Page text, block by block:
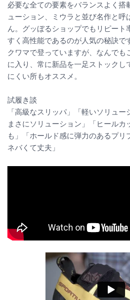
必要な全ての要素をバランスよく搭
ューション、ミウラと並び名作と呼
ん。グッぼるショップでもリピート
すく高性能であるのが人気の秘訣で
クワマで登っていますが、なんでも
に入り、常に新品を一足ストックし
にくい所もオススメ。
試履き談
「高級なスリッパ」「軽いソリュ
まさにソリューション」「ヒールカ
も」「ホールド感に弾力のあるプリ
ネバくて丈夫」